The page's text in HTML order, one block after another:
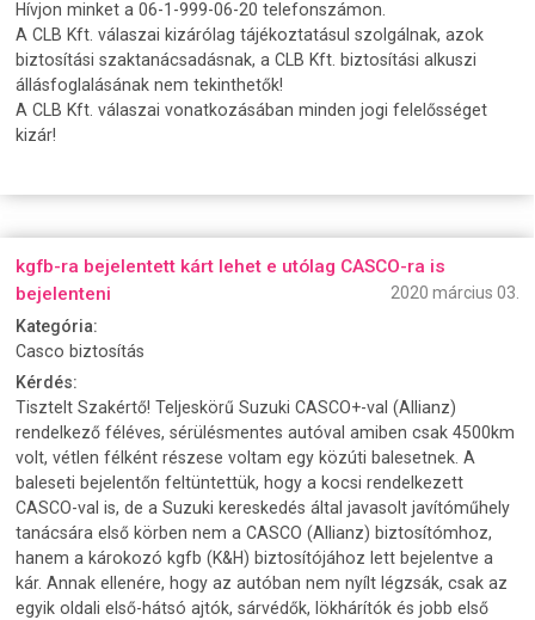
Hívjon minket a 06-1-999-06-20 telefonszámon.
A CLB Kft. válaszai kizárólag tájékoztatásul szolgálnak, azok
biztosítási szaktanácsadásnak, a CLB Kft. biztosítási alkuszi
állásfoglalásának nem tekinthetők!
A CLB Kft. válaszai vonatkozásában minden jogi felelősséget
kizár!
kgfb-ra bejelentett kárt lehet e utólag CASCO-ra is
bejelenteni
2020 március 03.
Kategória:
Casco biztosítás
Kérdés:
Tisztelt Szakértő! Teljeskörű Suzuki CASCO+-val (Allianz)
rendelkező féléves, sérülésmentes autóval amiben csak 4500km
volt, vétlen félként részese voltam egy közúti balesetnek. A
baleseti bejelentőn feltüntettük, hogy a kocsi rendelkezett
CASCO-val is, de a Suzuki kereskedés által javasolt javítóműhely
tanácsára első körben nem a CASCO (Allianz) biztosítómhoz,
hanem a károkozó kgfb (K&H) biztosítójához lett bejelentve a
kár. Annak ellenére, hogy az autóban nem nyílt légzsák, csak az
egyik oldali első-hátsó ajtók, sárvédők, lökhárítók és jobb első